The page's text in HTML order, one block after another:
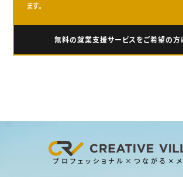
ます。
無料の就業支援サービスをご希望の方
プロフェッショナル×つながる×メ